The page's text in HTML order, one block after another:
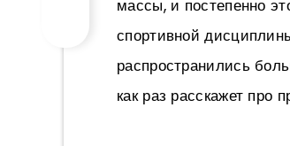
массы, и постепенно
спортивной
распространились
как раз расскажет про